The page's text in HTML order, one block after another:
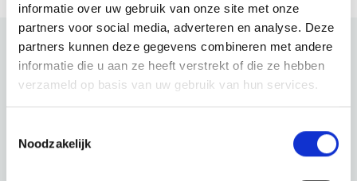
informatie over uw gebruik van onze site met onze
partners voor social media, adverteren en analyse. Deze
partners kunnen deze gegevens combineren met andere
informatie die u aan ze heeft verstrekt of die ze hebben
verzameld op basis van uw gebruik van hun services.
Noodzakelijk
Bekijk ook eens
zien wat deze prachtige omgeving nog meer te bieden heeft.